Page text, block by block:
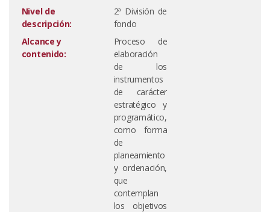
Nivel de
descripción:
2ª División de
fondo
Alcance y
contenido:
Proceso de
elaboración
de los
instrumentos
de carácter
estratégico y
programático,
como forma
de
planeamiento
y ordenación,
que
contemplan
los objetivos